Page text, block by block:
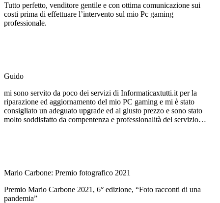
Tutto perfetto, venditore gentile e con ottima comunicazione sui
costi prima di effettuare l’intervento sul mio Pc gaming
professionale.
Guido
mi sono servito da poco dei servizi di Informaticaxtutti.it per la
riparazione ed aggiornamento del mio PC gaming e mi è stato
consigliato un adeguato upgrade ed al giusto prezzo e sono stato
molto soddisfatto da compentenza e professionalità del servizio…
Mario Carbone: Premio fotografico 2021
Premio Mario Carbone 2021, 6° edizione, “Foto racconti di una
pandemia”